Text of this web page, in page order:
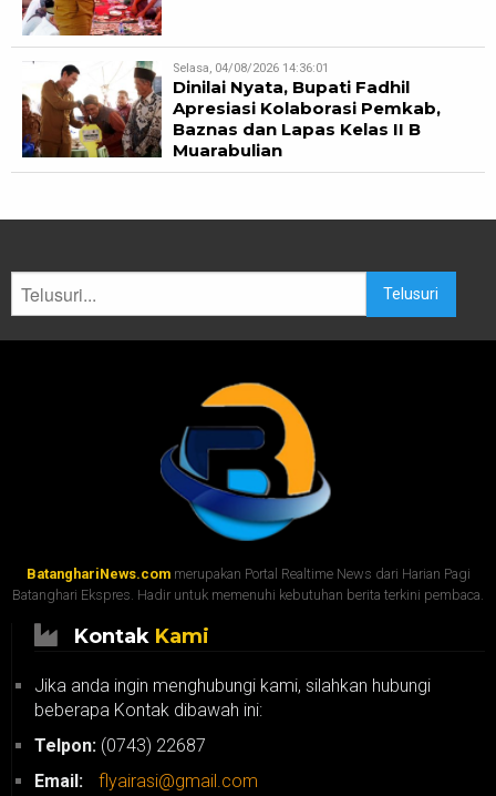
Selasa, 04/08/2026 14:36:01
Dinilai Nyata, Bupati Fadhil
Apresiasi Kolaborasi Pemkab,
Baznas dan Lapas Kelas II B
Muarabulian
Telusuri
BatanghariNews.commerupakan Portal Realtime News dari Harian Pagi
Batanghari Ekspres. Hadir untuk memenuhi kebutuhan berita terkini pembaca.
Kontak Kami
Jika anda ingin menghubungi kami, silahkan hubungi
beberapa Kontak dibawah ini:
Telpon: (0743) 22687
Email:
flyairasi@gmail.com